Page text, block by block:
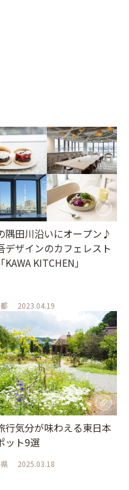
隅田川沿いにオープン♪
デザインのカフェレスト
KAWA KITCHEN」
2023.04.19
行気分が味わえる東日本
ット9選
2025.03.18